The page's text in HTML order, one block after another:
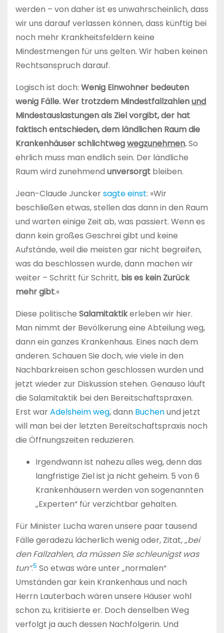
werden – von daher ist es unwahrscheinlich, dass
wir uns darauf verlassen können, dass künftig bei
noch mehr Krankheitsfeldern keine
Mindestmengen für uns gelten. Wir haben keinen
Rechtsanspruch darauf.
Logisch ist doch: Wenig Einwohner bedeuten
wenig Fälle. Wer trotzdem Mindestfallzahlenund
Mindestauslastungen als Ziel vorgibt, der hat
faktisch entschieden, dem ländlichen Raum die
Krankenhäuser schlichtwegwegzunehmen.So
ehrlich muss man endlich sein. Der ländliche
Raum wird zunehmend unversorgt bleiben.
Jean-Claude Junckersagte einst: »Wir
beschließen etwas, stellen das dann in den Raum
und warten einige Zeit ab, was passiert. Wenn es
dann kein großes Geschrei gibt und keine
Aufstände, weil die meisten gar nicht begreifen,
was da beschlossen wurde, dann machen wir
weiter – Schritt für Schritt, bis es kein Zurück
mehr gibt.«
Diese politische Salamitaktikerleben wir hier.
Man nimmt der Bevölkerung eine Abteilung weg,
dann ein ganzes Krankenhaus. Eines nach dem
anderen. Schauen Sie doch, wie viele in den
Nachbarkreisen schon geschlossen wurden und
jetzt wieder zur Diskussion stehen. Genauso läuft
die Salamitaktik bei den Bereitschaftspraxen.
Erst warAdelsheim weg, dann Buchenund jetzt
will man bei der letzten Bereitschaftspraxis noch
die Öffnungszeiten reduzieren.
Irgendwann ist nahezu alles weg, denn das
langfristige Ziel ist ja nicht geheim. 5 von 6
Krankenhäusern werden von sogenannten
„Experten“ für verzichtbar gehalten.
Für Minister Lucha waren unsere paar tausend
Fälle geradezu lächerlich wenig oder, Zitat,„bei
den Fallzahlen, da müssen Sie schleunigst was
tun“.5 So etwas wäre unter „normalen“
Umständen gar kein Krankenhaus und nach
Herrn Lauterbach wären unsere Häuser wohl
schon zu, kritisierte er. Doch denselben Weg
verfolgt ja auch dessen Nachfolgerin. Und